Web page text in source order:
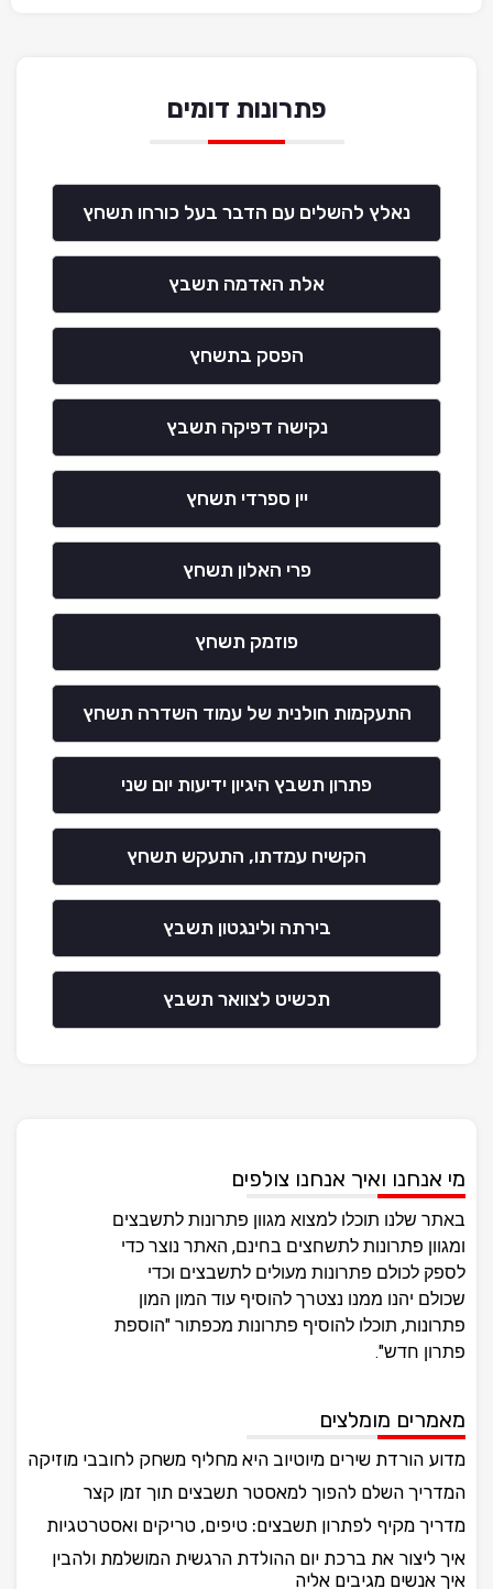
פתרונות דומים
נאלץ להשלים עם הדבר בעל כורחו תשחץ
אלת האדמה תשבץ
הפסק בתשחץ
נקישה דפיקה תשבץ
יין ספרדי תשחץ
פרי האלון תשחץ
פוזמק תשחץ
התעקמות חולנית של עמוד השדרה תשחץ
פתרון תשבץ היגיון ידיעות יום שני
הקשיח עמדתו, התעקש תשחץ
בירתה ולינגטון תשבץ
תכשיט לצוואר תשבץ
מי אנחנו ואיך אנחנו צולפים
באתר שלנו תוכלו למצוא מגוון פתרונות לתשבצים
ומגוון פתרונות לתשחצים בחינם, האתר נוצר כדי
לספק לכולם פתרונות מעולים לתשבצים וכדי
שכולם יהנו ממנו נצטרך להוסיף עוד המון המון
פתרונות, תוכלו להוסיף פתרונות מכפתור "הוספת
פתרון חדש".
מאמרים מומלצים
מדוע הורדת שירים מיוטיוב היא מחליף משחק לחובבי מוזיקה
המדריך השלם להפוך למאסטר תשבצים תוך זמן קצר
מדריך מקיף לפתרון תשבצים: טיפים, טריקים ואסטרטגיות
איך ליצור את ברכת יום ההולדת הרגשית המושלמת ולהבין
איך אנשים מגיבים אליה